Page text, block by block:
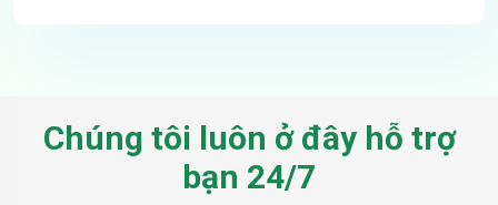
Chúng tôi luôn ở đây hỗ trợ
bạn 24/7